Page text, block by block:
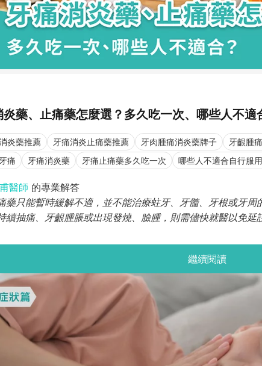
炎藥、止痛藥怎麼選？多久吃一次、哪些人不適
炎藥推薦 牙痛消炎止痛藥推薦 牙肉腫痛消炎藥牌子 牙齦腫
痛
牙痛消炎藥 牙痛止痛藥多久吃一次 哪些人不適合自行服
醫師 的專業解答
藥只能暫時緩解不適，並不能治療蛀牙、牙髓、牙根或牙
續抽痛、牙齦腫脹或出現發燒、臉腫，則需儘快就醫以免延
繼續閱讀